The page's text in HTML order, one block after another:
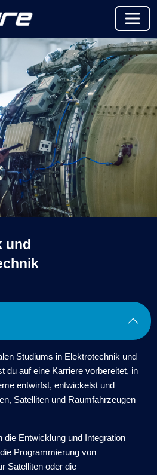
und
Studiums in Elektrotechnik und
du auf eine Karriere vorbereitet, in
entwirfst, entwickelst und
Satelliten und Raumfahrzeugen
die Entwicklung und Integration
Programmierung von
Satelliten oder die